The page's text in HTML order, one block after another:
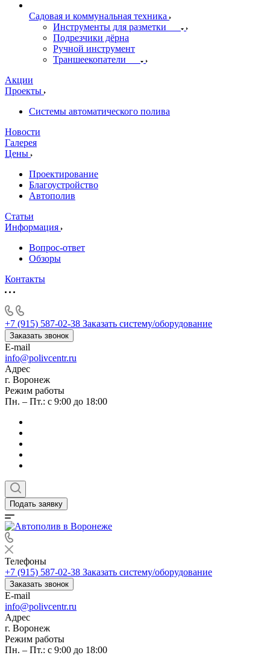
Садовая и коммунальная техника
Инструменты для разметки
Подрезчики дёрна
Ручной инструмент
Траншеекопатели
Акции
Проекты
Системы автоматического полива
Новости
Галерея
Цены
Проектирование
Благоустройство
Автополив
Статьи
Информация
Вопрос-ответ
Обзоры
Контакты
+7 (915) 587-02-38 Заказать систему/оборудование
Заказать звонок
E-mail
info@polivcentr.ru
Адрес
г. Воронеж
Режим работы
Пн. – Пт.: с 9:00 до 18:00
Подать заявку
Телефоны
+7 (915) 587-02-38 Заказать систему/оборудование
Заказать звонок
E-mail
info@polivcentr.ru
Адрес
г. Воронеж
Режим работы
Пн. – Пт.: с 9:00 до 18:00